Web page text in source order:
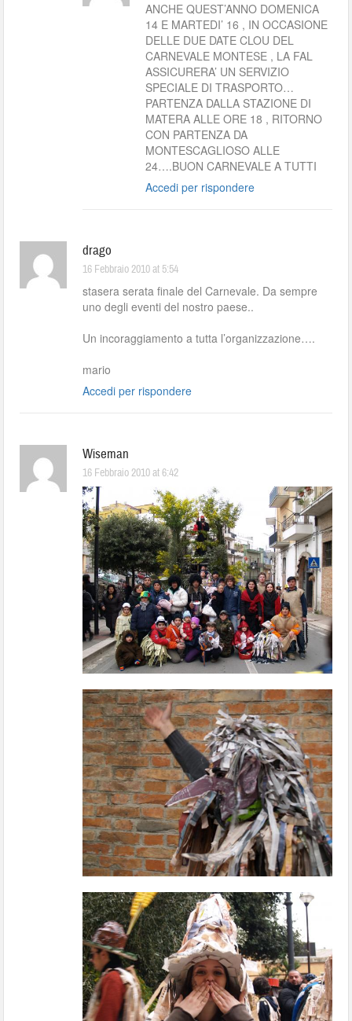
ANCHE QUEST’ANNO DOMENICA
14 E MARTEDI’ 16 , IN OCCASIONE
DELLE DUE DATE CLOU DEL
CARNEVALE MONTESE , LA FAL
ASSICURERA’ UN SERVIZIO
SPECIALE DI TRASPORTO…
PARTENZA DALLA STAZIONE DI
MATERA ALLE ORE 18 , RITORNO
CON PARTENZA DA
MONTESCAGLIOSO ALLE
24….BUON CARNEVALE A TUTTI
Accedi per rispondere
drago
16 Febbraio 2010 at 5:54
stasera serata finale del Carnevale. Da sempre
uno degli eventi del nostro paese..
Un incoraggiamento a tutta l’organizzazione….
mario
Accedi per rispondere
Wiseman
16 Febbraio 2010 at 6:42